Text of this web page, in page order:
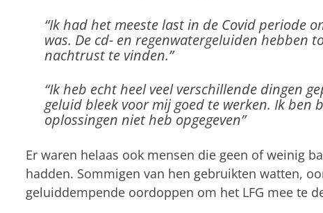
“Ik had het meeste last in de Covid periode
was. De cd- en regenwatergeluiden hebben
nachtrust te vinden.”
“Ik heb echt heel veel verschillende dingen
geluid bleek voor mij goed te werken. Ik ben
oplossingen niet heb opgegeven”
Er waren helaas ook mensen die geen of weinig
hadden. Sommigen van hen gebruikten watten,
geluiddempende oordoppen om het LFG mee te